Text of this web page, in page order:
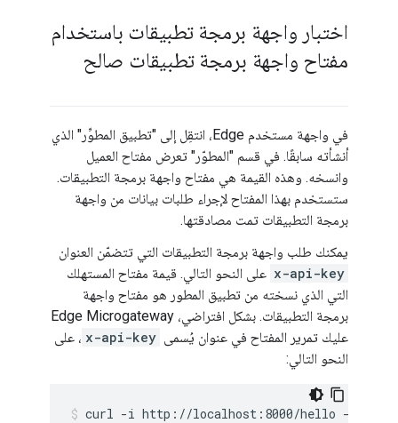
اختبار واجهة برمجة تطبيقات باستخدام
مفتاح واجهة برمجة تطبيقات صالح
في واجهة مستخدم Edge، انتقِل إلى "تطبيق المطوِّر" الذي
أنشأته سابقًا. في قسم "المطوّر" تعرض مفتاح العميل
وانسخه. وهذه القيمة هي مفتاح واجهة برمجة التطبيقات.
ستستخدم بهذا المفتاح لإجراء طلبات بيانات من واجهة
برمجة التطبيقات تمت مصادقتها.
يمكنك طلب واجهة برمجة التطبيقات التي تتضمّن العنوان
x-api-key على النحو التالي. قيمة مفتاح المستهلك
التي الذي نسخته من تطبيق المطور هو مفتاح واجهة
برمجة التطبيقات. بشكل افتراضي، Edge Microgateway
عليك تمرير المفتاح في عنوان يُسمى x-api-key ، على
النحو التالي:
curl -i http://localhost:8000/hello -H "x-